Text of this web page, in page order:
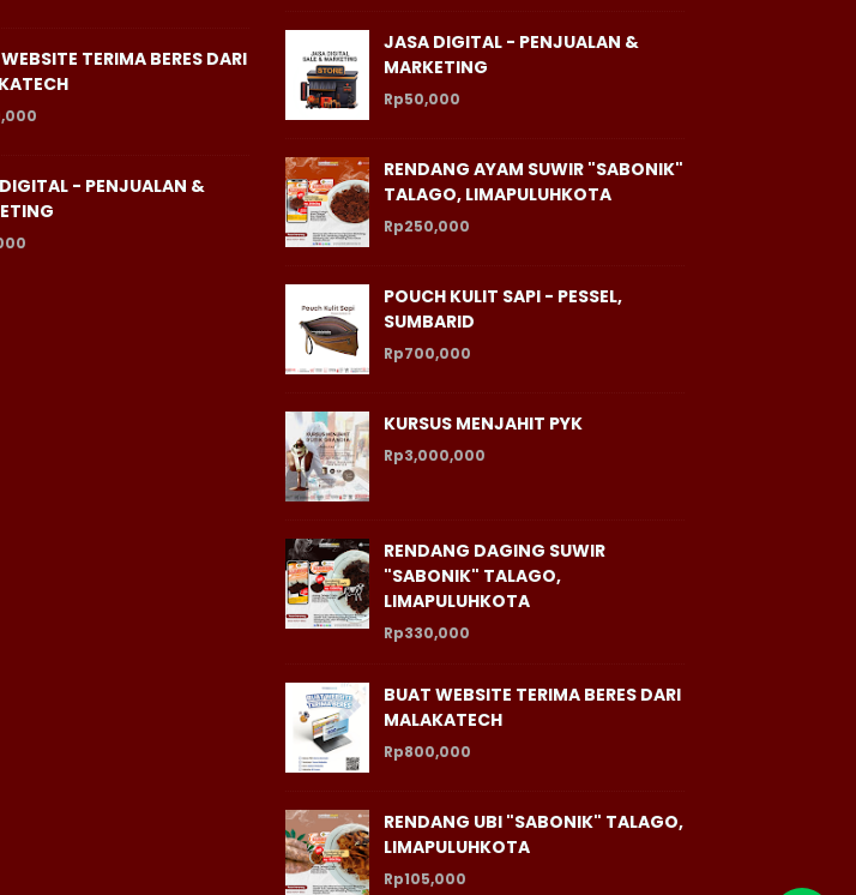
TERIMA BERES DARI
- PENJUALAN &
JASA DIGITAL - PENJUALAN &
MARKETING
Rp50,000
RENDANG AYAM SUWIR "SABONIK"
TALAGO, LIMAPULUHKOTA
Rp250,000
POUCH KULIT SAPI - PESSEL,
SUMBARID
Rp700,000
KURSUS MENJAHIT PYK
Rp3,000,000
RENDANG DAGING SUWIR
"SABONIK" TALAGO,
LIMAPULUHKOTA
Rp330,000
BUAT WEBSITE TERIMA BERES DARI
MALAKATECH
Rp800,000
RENDANG UBI "SABONIK" TALAGO,
LIMAPULUHKOTA
Rp105,000